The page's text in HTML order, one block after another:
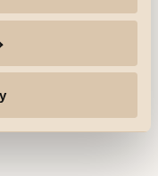
RF / Push Dim